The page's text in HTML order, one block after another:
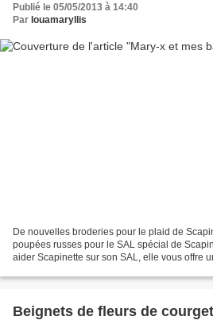
Publié le 05/05/2013 à 14:40
Par louamaryllis
De nouvelles broderies pour le plaid de
poupées russes pour le SAL spécial de
aider Scapinette sur son SAL, elle vous offre
Beignets de fleurs de